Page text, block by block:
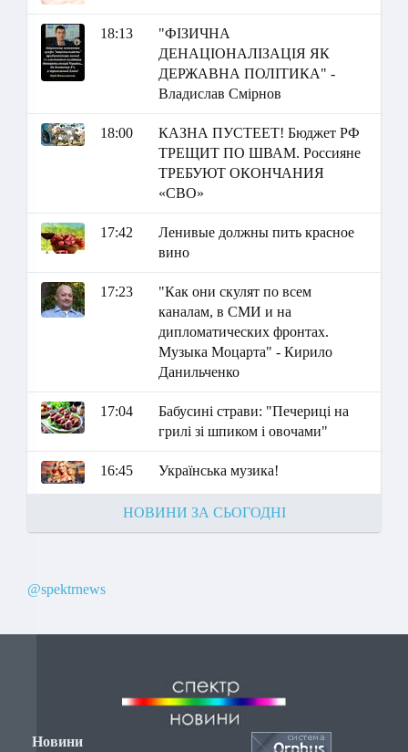
18:13
"ФІЗИЧНА
ДЕНАЦІОНАЛІЗАЦІЯ ЯК
ДЕРЖАВНА ПОЛІТИКА" -
Владислав Смірнов
18:00
КАЗНА ПУСТЕЕТ! Бюджет РФ
ТРЕЩИТ ПО ШВАМ. Россияне
ТРЕБУЮТ ОКОНЧАНИЯ
«СВО»
17:42
Ленивые должны пить красное
вино
17:23
"Как они скулят по всем
каналам, в СМИ и на
дипломатических фронтах.
Музыка Моцарта" - Кирило
Данильченко
17:04
Бабусині страви: "Печериці на
грилі зі шпиком і овочами"
16:45 Українська музика!
НОВИНИ ЗА СЬОГОДНІ
@spektrnews
Новини